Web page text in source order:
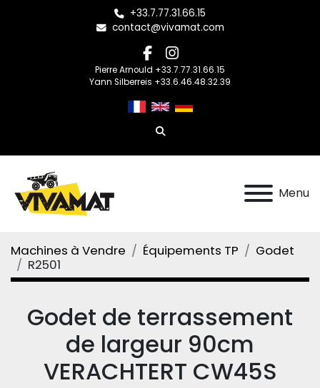
+33.7.77.31.66.15
contact@vivamat.com
facebook
instagram
Pierre Arnould +33.7.77.31.66.15
Yann Silberreis +33.6.46.48.32.39
Rechercher
Menu
Machines à Vendre Équipements TP
Godet
R2501
Godet de terrassement
de largeur 90cm
VERACHTERT CW45S